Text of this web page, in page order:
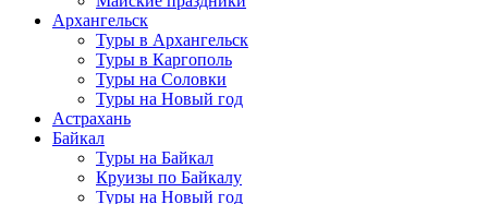
Архангельск
Туры в Архангельск
Туры в Каргополь
Туры на Соловки
Туры на Новый год
Астрахань
Байкал
Туры на Байкал
Круизы по Байкалу
Туры на Новый год